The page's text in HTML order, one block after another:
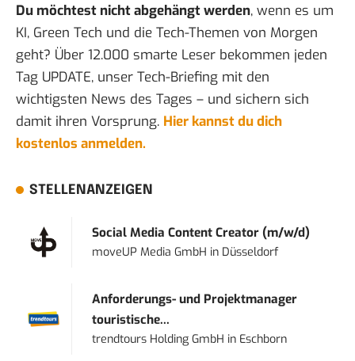
Du möchtest nicht abgehängt werden, wenn es um
KI, Green Tech und die Tech-Themen von Morgen
geht? Über 12.000 smarte Leser bekommen jeden
Tag UPDATE, unser Tech-Briefing mit den
wichtigsten News des Tages – und sichern sich
damit ihren Vorsprung. Hier kannst du dich
kostenlos anmelden.
STELLENANZEIGEN
Social Media Content Creator (m/w/d)
moveUP Media GmbH in Düsseldorf
Anforderungs- und Projektmanager
touristische...
trendtours Holding GmbH in Eschborn